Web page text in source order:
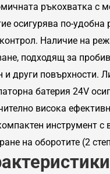
ръкохватка с
осигурява по-удобна
Наличие на
подходящ за
и други повърхности.
батерия 24V
висока
инструмент с
на оборотите (2